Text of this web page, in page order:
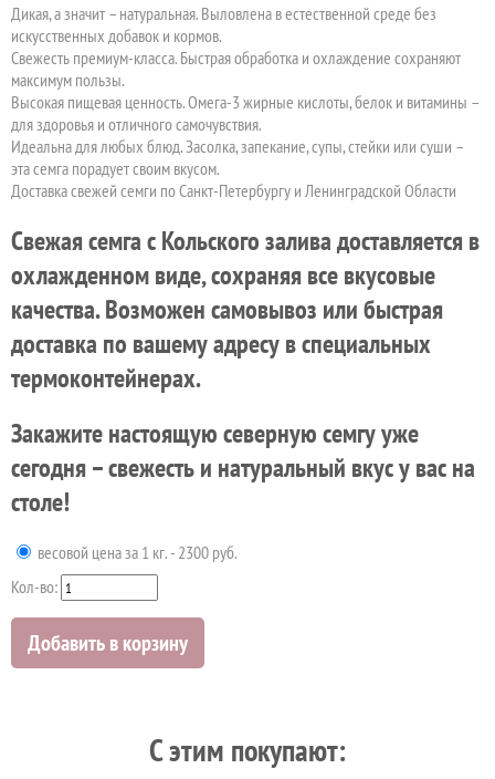
Дикая, а значит – натуральная. Выловлена в естественной среде без
искусственных добавок и кормов.
Свежесть премиум-класса. Быстрая обработка и охлаждение сохраняют
максимум пользы.
Высокая пищевая ценность. Омега-3 жирные кислоты, белок и витамины –
для здоровья и отличного самочувствия.
Идеальна для любых блюд. Засолка, запекание, супы, стейки или суши –
эта семга порадует своим вкусом.
Доставка свежей семги по Санкт-Петербургу и Ленинградской Области
Свежая семга с Кольского залива доставляется в
охлажденном виде, сохраняя все вкусовые
качества. Возможен самовывоз или быстрая
доставка по вашему адресу в специальных
термоконтейнерах.
Закажите настоящую северную семгу уже
сегодня – свежесть и натуральный вкус у вас на
столе!
весовой цена за 1 кг. - 2300 руб.
Кол-во:
Добавить в корзину
C этим покупают: